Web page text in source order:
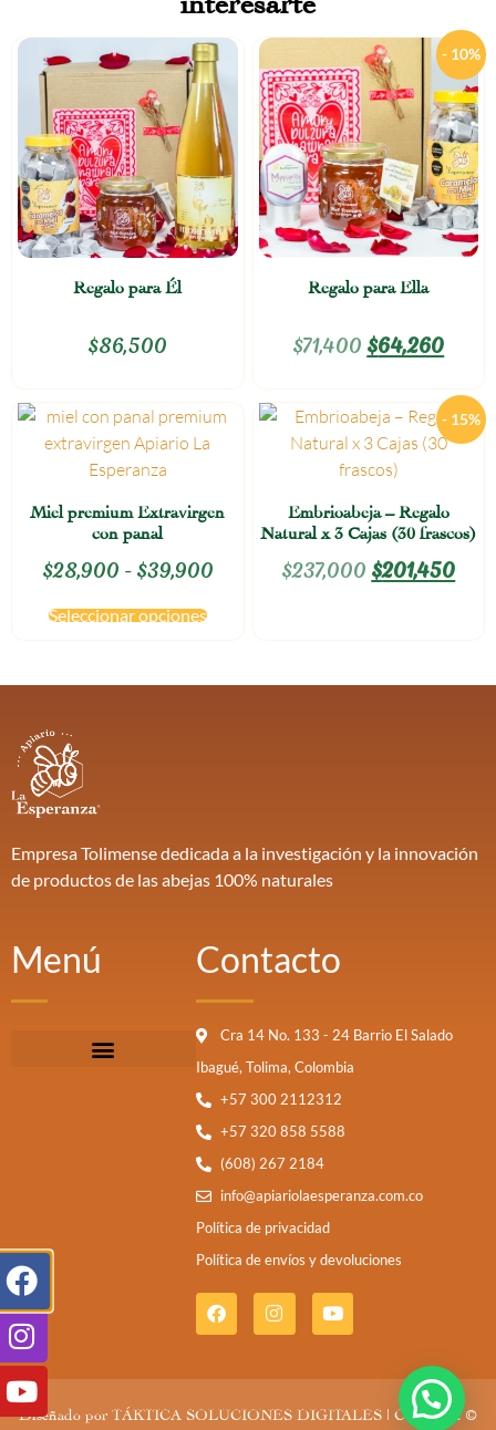
Regalo para Él
$86,500
- 10%
Regalo para Ella
$71,400 $64,260
Miel premium Extravirgen
con panal
$28,900 - $39,900
Seleccionar opciones
- 15%
Embrioabeja – Regalo
Natural x 3 Cajas (30 frascos)
$237,000 $201,450
Empresa Tolimense dedicada a la investigación y la innovación
de productos de las abejas 100% naturales
Menú Contacto
Cra 14 No. 133 - 24 Barrio El Salado
Ibagué, Tolima, Colombia
+57 300 2112312
+57 320 858 5588
(608) 267 2184
info@apiariolaesperanza.com.co
Política de privacidad
Política de envíos y devoluciones
Diseñado por TÁKTICA SOLUCIONES DIGITALES | Copyright ©